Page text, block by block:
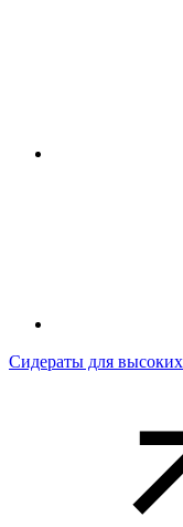
Сидераты для высоких